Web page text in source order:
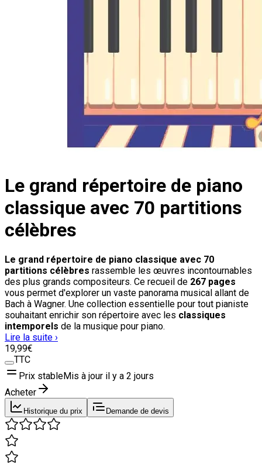
Le grand répertoire de piano
classique avec 70 partitions
célèbres
Le grand répertoire de piano classique avec 70
partitions célèbres rassemble les œuvres incontournables
des plus grands compositeurs. Ce recueil de 267 pages
vous permet d'explorer un vaste panorama musical allant de
Bach à Wagner. Une collection essentielle pour tout pianiste
souhaitant enrichir son répertoire avec les classiques
intemporels de la musique pour piano.
Lire la suite ›
19,99€
TTC
Prix stableMis à jour il y a 2 jours
Acheter
Historique du prix Demande de devis